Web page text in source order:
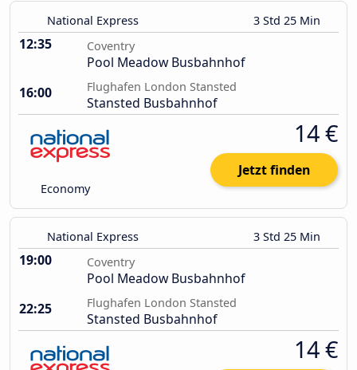
National Express 3 Std 25 Min
12:35 Coventry
Pool Meadow Busbahnhof
16:00
Flughafen London Stansted
Stansted Busbahnhof
Economy
14 €
Jetzt finden
National Express 3 Std 25 Min
19:00 Coventry
Pool Meadow Busbahnhof
22:25
Flughafen London Stansted
Stansted Busbahnhof
14 €